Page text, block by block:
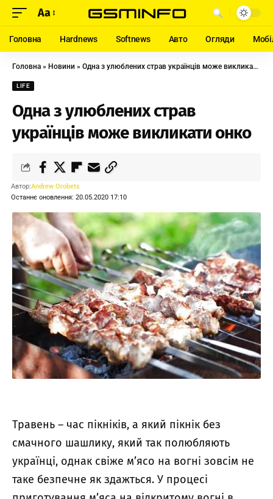
Aa
Головна Hardnews Softnews Авто Огляди
Головна » Новини » Одна з улюблених страв українців може викликати онко
LIFE
Одна з улюблених страв
українців може викликати онко
Останнє оновлення: 20.05.2020 17:10
Автор:Andrew Orobets
Травень – час пікніків, а який пікнік без
смачного шашлику, який так полюбляють
українці, однак свіже м’ясо на вогні зовсім не
таке безпечне як здажться. У процесі